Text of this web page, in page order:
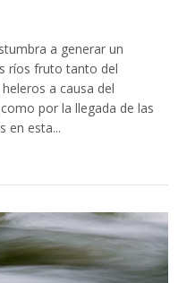
a generar un
ríos fruto tanto del
a causa del
por la llegada de las
en esta...